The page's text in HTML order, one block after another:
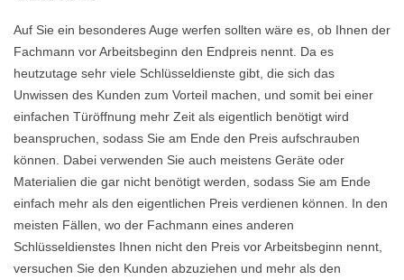
Auf Sie ein besonderes Auge werfen sollten wäre es, ob Ihnen der
Fachmann vor Arbeitsbeginn den Endpreis nennt. Da es
heutzutage sehr viele Schlüsseldienste gibt, die sich das
Unwissen des Kunden zum Vorteil machen, und somit bei einer
einfachen Türöffnung mehr Zeit als eigentlich benötigt wird
beanspruchen, sodass Sie am Ende den Preis aufschrauben
können. Dabei verwenden Sie auch meistens Geräte oder
Materialien die gar nicht benötigt werden, sodass Sie am Ende
einfach mehr als den eigentlichen Preis verdienen können. In den
meisten Fällen, wo der Fachmann eines anderen
Schlüsseldienstes Ihnen nicht den Preis vor Arbeitsbeginn nennt,
versuchen Sie den Kunden abzuziehen und mehr als den